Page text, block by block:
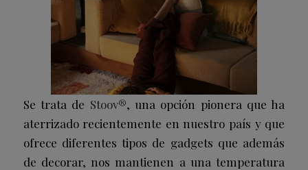
Se trata de Stoov®, una opción pionera que ha
aterrizado recientemente en nuestro país y que
ofrece diferentes tipos de gadgets que además
de decorar, nos mantienen a una temperatura